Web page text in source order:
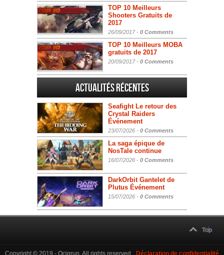
TOP 10 Meilleurs
Shooters Gratuits de
2017
26/09/2017 - 0 Comments
TOP 10 Meilleurs MOBA
gratuits de 2017
20/09/2017 - 0 Comments
Actualités Récentes
Seafight Le retour des
Crystal Raiders
Événement
23/07/2026 - 0 Comments
La saga épique de
NosTale continue
16/07/2026 - 0 Comments
DarkOrbit Gantelet de
Plutus Événement
15/07/2026 - 0 Comments
Top